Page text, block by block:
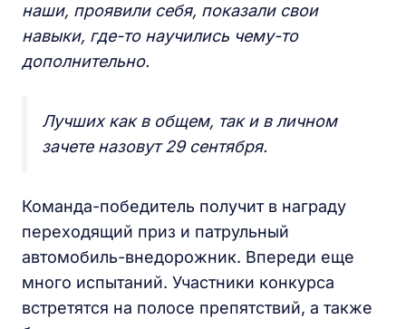
наши, проявили себя, показали свои
навыки, где-то научились чему-то
дополнительно.
Лучших как в общем, так и в личном
зачете назовут 29 сентября.
Команда-победитель получит в награду
переходящий приз и патрульный
автомобиль-внедорожник. Впереди еще
много испытаний. Участники конкурса
встретятся на полосе препятствий, а также